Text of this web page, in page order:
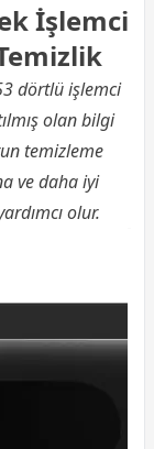
İşlemci
dörtlüişlemci
olan bilgi
temizleme
ve daha iyi
olur.